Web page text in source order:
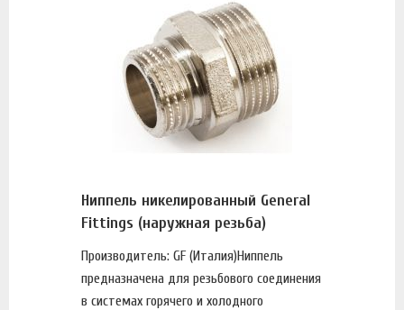
Ниппель никелированный General
Fittings (наружная резьба)
Производитель: GF (Италия)Ниппель
предназначена для резьбового соединения
в системах горячего и холодного